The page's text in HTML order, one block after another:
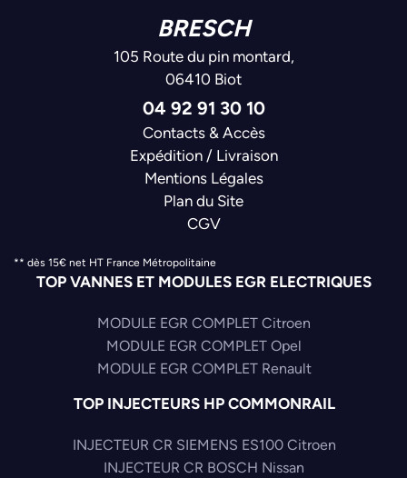
BRESCH
105 Route du pin montard,
06410 Biot
04 92 91 30 10
Contacts & Accès
Expédition / Livraison
Mentions Légales
Plan du Site
CGV
** dès 15€ net HT France Métropolitaine
TOP VANNES ET MODULES EGR ELECTRIQUES
MODULE EGR COMPLET Citroen
MODULE EGR COMPLET Opel
MODULE EGR COMPLET Renault
TOP INJECTEURS HP COMMONRAIL
INJECTEUR CR SIEMENS ES100 Citroen
INJECTEUR CR BOSCH Nissan